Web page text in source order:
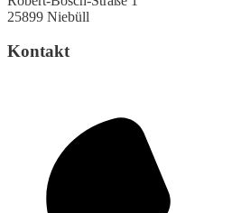
25899 Niebüll
Kontakt